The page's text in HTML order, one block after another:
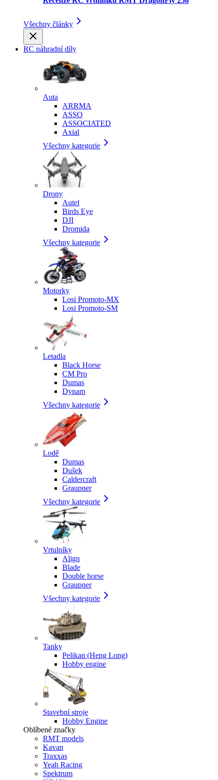
Všechny články
RC náhradní díly
Auta
ARRMA
ASSO
ASSOCIATED
Axial
Všechny kategorie
Drony
Autel
Birds Eye
DJI
Dromida
Všechny kategorie
Motorky
Losi Promoto-MX
Losi Promoto-SM
Letadla
Black Horse
CM Pro
Dumas
Dynam
Všechny kategorie
Lodě
Dumas
Dušek
Caldercraft
Graupner
Všechny kategorie
Vrtulníky
Align
Blade
Double horse
Graupner
Všechny kategorie
Tanky
Pelikan (Heng Long)
Hobby engine
Stavební stroje
Hobby Engine
Oblíbené značky
RMT models
Kavan
Traxxas
Yeah Racing
Spektrum